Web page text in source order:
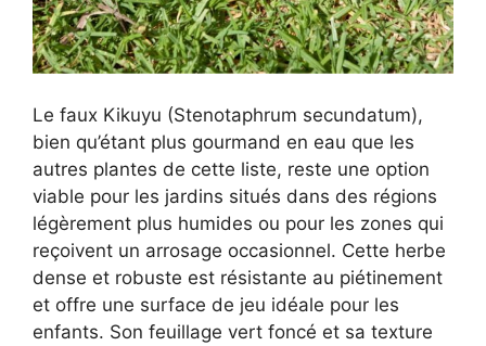
Le faux Kikuyu (Stenotaphrum secundatum),
bien qu’étant plus gourmand en eau que les
autres plantes de cette liste, reste une option
viable pour les jardins situés dans des régions
légèrement plus humides ou pour les zones qui
reçoivent un arrosage occasionnel. Cette herbe
dense et robuste est résistante au piétinement
et offre une surface de jeu idéale pour les
enfants. Son feuillage vert foncé et sa texture